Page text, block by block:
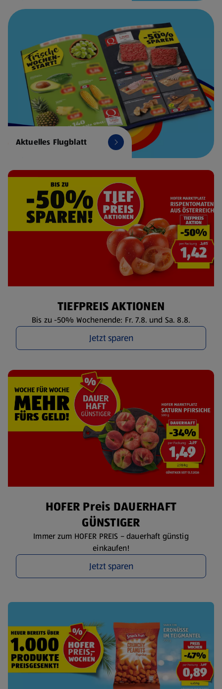
Aktuelles Flugblatt
TIEFPREIS AKTIONEN
Bis zu -50% Wochenende: Fr. 7.8. und Sa. 8.8.
Jetzt sparen
HOFER Preis DAUERHAFT
GÜNSTIGER
Immer zum HOFER PREIS – dauerhaft günstig
einkaufen!
Jetzt sparen